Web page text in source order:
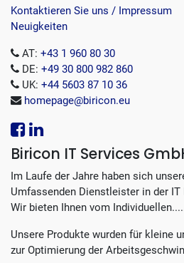
Kontaktieren Sie uns / Impressum
Neuigkeiten
AT: +43 1 960 80 30
DE: +49 30 800 982 860
UK: +44 5603 87 10 36
homepage@biricon.eu
Biricon IT Services
Im Laufe der Jahre haben sich
Umfassenden Dienstleister in der
Wir bieten Ihnen vom
Unsere Produkte wurden für kleine
zur Optimierung der